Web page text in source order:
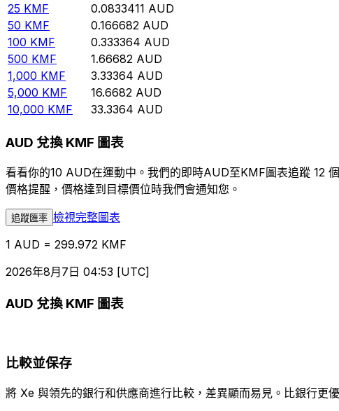
25 KMF 0.0833411 AUD
50 KMF 0.166682 AUD
100 KMF 0.333364 AUD
500 KMF 1.66682 AUD
1,000 KMF 3.33364 AUD
5,000 KMF 16.6682 AUD
10,000 KMF 33.3364 AUD
AUD 兌換 KMF 圖表
看看你的10 AUD在運動中。我們的即時AUD至KMF圖表追蹤 12
價格提醒，價格達到目標價位時我們會通知您。
追蹤匯率 檢視完整圖表
1 AUD = 299.972 KMF
2026年8月7日 04:53 [UTC]
AUD 兌換 KMF 圖表
比較並保存
將 Xe 與領先的銀行和供應商進行比較，差異顯而易見。比銀行更